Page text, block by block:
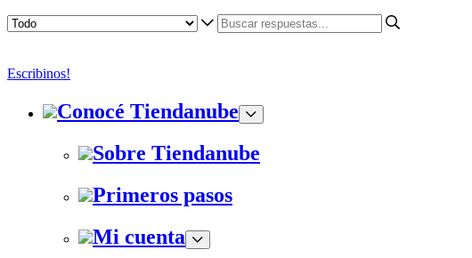
Escribinos!
Conocé Tiendanube
Sobre Tiendanube
Primeros pasos
Mi cuenta